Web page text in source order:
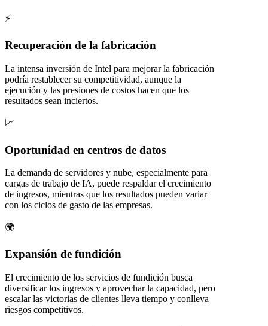
⚡
Recuperación de la fabricación
La intensa inversión de Intel para mejorar la fabricación
podría restablecer su competitividad, aunque la
ejecución y las presiones de costos hacen que los
resultados sean inciertos.
📈
Oportunidad en centros de datos
La demanda de servidores y nube, especialmente para
cargas de trabajo de IA, puede respaldar el crecimiento
de ingresos, mientras que los resultados pueden variar
con los ciclos de gasto de las empresas.
🌍
Expansión de fundición
El crecimiento de los servicios de fundición busca
diversificar los ingresos y aprovechar la capacidad, pero
escalar las victorias de clientes lleva tiempo y conlleva
riesgos competitivos.